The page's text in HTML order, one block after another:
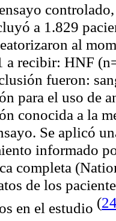
a 1.829
al
a recibir: HNF
fueron:
para el uso de
conocida a la
Se aplicó
informado
completa
de los
en el estudio (